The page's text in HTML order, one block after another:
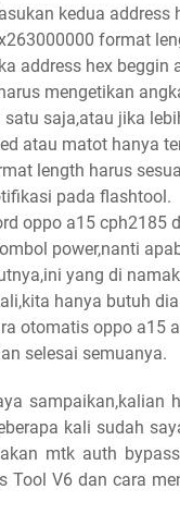
kedua address
format
address hex beggin
mengetikan
saja,atau jika
atau matot hanya
length harus
pada flashtool.
oppo a15 cph2185
power,nanti
yang di
hanya butuh
otomatis oppo a15
selesai semuanya.
sampaikan,kalian
kali sudah
mtk auth
Tool V6 dan cara